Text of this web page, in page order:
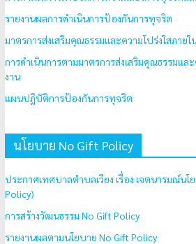
รายงานผลการดำเนินการป้องกันการทุจริต
มาตรการส่งเสริมคุณธรรมและความโปร่งใสภาย
การดำเนินการตามมาตรการส่งเสริมคุณธรรมแล
งาน
แผนปฏิบัติการป้องกันการทุจริต
นโยบาย No Gift Policy
ประกาศเทศบาลตำบลเวียง เรื่อง เจตนารมณ์น
Policy)
การสร้างวัฒนธรรม No Gift Policy
รายงานผลตามนโยบาย No Gift Policy